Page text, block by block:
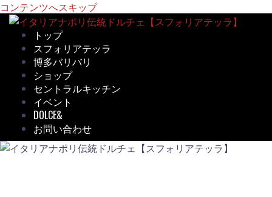
コンテンツへスキップ
トップ
スフォリアテッラ
博多バリバリ
ショップ
セントラルキッチン
イベント
DOLCE&
お問い合わせ